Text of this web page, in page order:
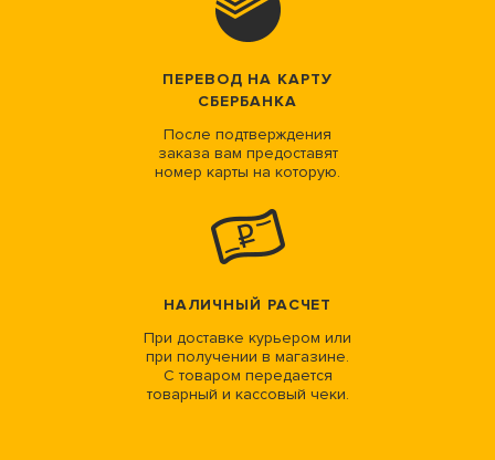
ПЕРЕВОД НА КАРТУ
СБЕРБАНКА
После подтверждения
заказа вам предоставят
номер карты на которую.
НАЛИЧНЫЙ РАСЧЕТ
При доставке курьером или
при получении в магазине.
С товаром передается
товарный и кассовый чеки.